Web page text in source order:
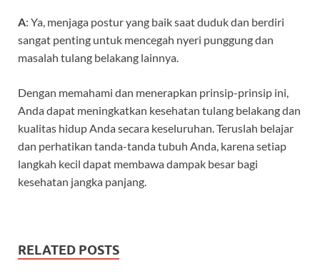
A: Ya, menjaga postur yang baik saat duduk dan berdiri
sangat penting untuk mencegah nyeri punggung dan
masalah tulang belakang lainnya.
Dengan memahami dan menerapkan prinsip-prinsip ini,
Anda dapat meningkatkan kesehatan tulang belakang dan
kualitas hidup Anda secara keseluruhan. Teruslah belajar
dan perhatikan tanda-tanda tubuh Anda, karena setiap
langkah kecil dapat membawa dampak besar bagi
kesehatan jangka panjang.
RELATED POSTS